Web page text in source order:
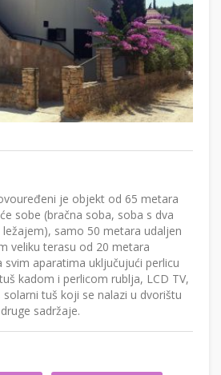
je objekt od 65 metara
sobe (bračna soba, soba s dva
samo 50 metara udaljen
veliku terasu od 20 metara
svim aparatima uključujući perlicu
kadom i perlicom rublja, LCD TV,
tuš koji se nalazi u dvorištu
sadržaje.